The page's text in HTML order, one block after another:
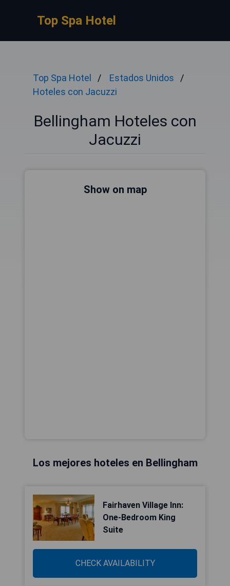
Top Spa Hotel
Top Spa Hotel
Estados Unidos
Hoteles con Jacuzzi
Bellingham Hoteles con
Jacuzzi
Show on map
Los mejores hoteles en Bellingham
Fairhaven Village Inn:
One-Bedroom King
Suite
CHECK AVAILABILITY